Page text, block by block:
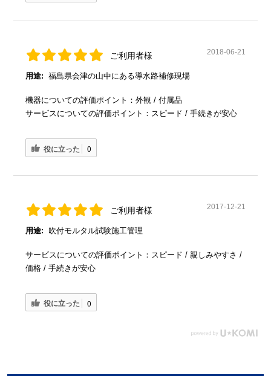
ご利用者様 2018-06-21
用途: 福島県会津の山中にある導水路補修現場
機器についての評価ポイント：外観 / 付属品
サービスについての評価ポイント：スピード / 手続きが安心
役に立った 0
ご利用者様 2017-12-21
用途: 吹付モルタル試験施工管理
サービスについての評価ポイント：スピード / 親しみやすさ /
価格 / 手続きが安心
役に立った 0